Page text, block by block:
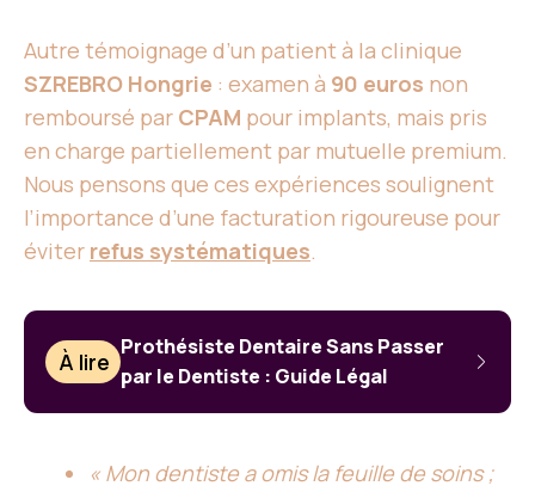
Autre témoignage d’un patient à la clinique
SZREBRO Hongrie : examen à 90 euros non
remboursé par CPAM pour implants, mais pris
en charge partiellement par mutuelle premium.
Nous pensons que ces expériences soulignent
l’importance d’une facturation rigoureuse pour
éviter refus systématiques.
À lire
Prothésiste Dentaire Sans Passer
par le Dentiste : Guide Légal
« Mon dentiste a omis la feuille de soins ;